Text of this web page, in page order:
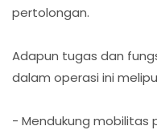
pertolongan.
Adapun tugas dan
dalam operasi ini
- Mendukung mobilitas